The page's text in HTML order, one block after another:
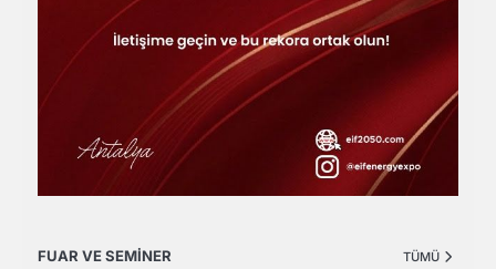
FUAR VE SEMİNER TÜMÜ